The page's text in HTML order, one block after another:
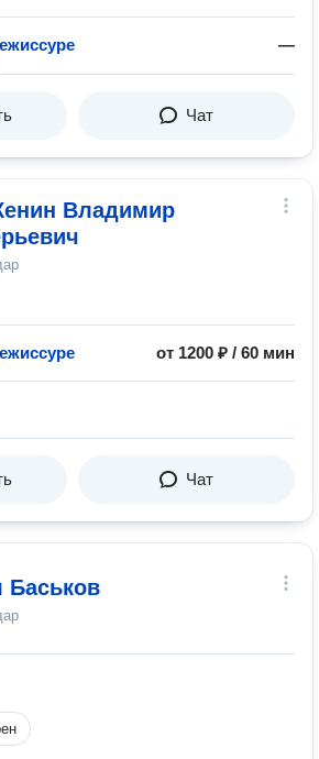
—
Чат
Владимир
от 1200 ₽ / 60 мин
Чат
Баськов